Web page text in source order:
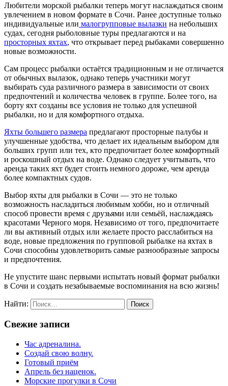
Любители морской рыбалки теперь могут наслаждаться своим
увлечением в новом формате в Сочи. Ранее доступные только
индивидуальные или малогрупповые вылазки на небольших
судах, сегодня рыболовные туры предлагаются и на
просторных яхтах, что открывает перед рыбаками совершенно
новые возможности.
Сам процесс рыбалки остаётся традиционным и не отличается
от обычных вылазок, однако теперь участники могут
выбирать суда различного размера в зависимости от своих
предпочтений и количества человек в группе. Более того, на
борту яхт созданы все условия не только для успешной
рыбалки, но и для комфортного отдыха.
Яхты большего размера предлагают просторные палубы и
улучшенные удобства, что делает их идеальным выбором для
больших групп или тех, кто предпочитает более комфортный
и роскошный отдых на воде. Однако следует учитывать, что
аренда таких яхт будет стоить немного дороже, чем аренда
более компактных судов.
Выбор яхты для рыбалки в Сочи — это не только
возможность насладиться любимым хобби, но и отличный
способ провести время с друзьями или семьёй, наслаждаясь
красотами Черного моря. Независимо от того, предпочитаете
ли вы активный отдых или желаете просто расслабиться на
воде, новые предложения по групповой рыбалке на яхтах в
Сочи способны удовлетворить самые разнообразные запросы
и предпочтения.
Не упустите шанс первыми испытать новый формат рыбалки
в Сочи и создать незабываемые воспоминания на всю жизнь!
Найти:
Свежие записи
Час адреналина.
Создай свою волну.
Готовый приём
Апрель без наценок.
Морские прогулки в Сочи